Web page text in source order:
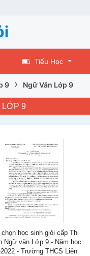
Tiểu Học
9 › Ngữ Văn Lớp 9
LỚP 9
học sinh giỏi cấp Thị
Ngữ văn Lớp 9 - Năm học
- Trường THCS Liên